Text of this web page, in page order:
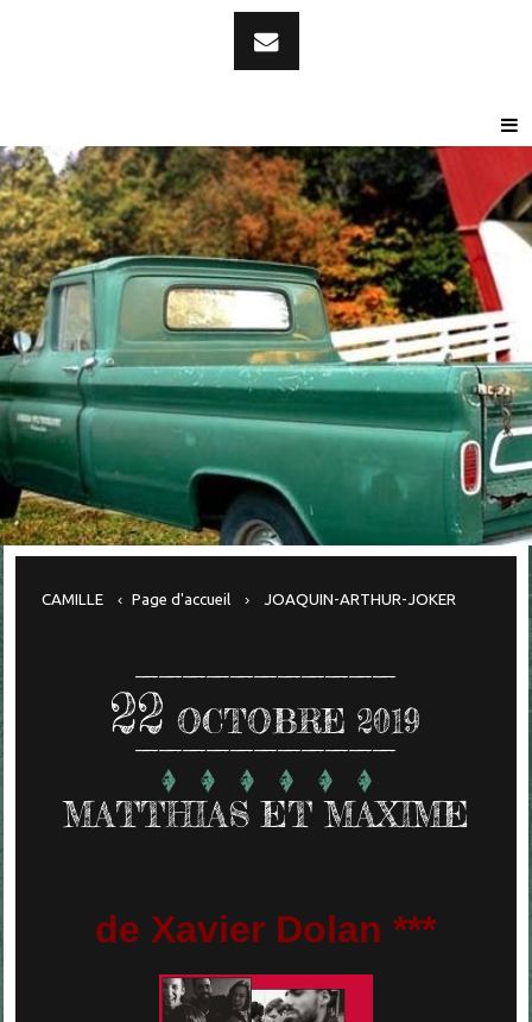
CAMILLE Page d'accueil JOAQUIN-ARTHUR-JOKER
22 OCTOBRE 2019
MATTHIAS ET MAXIME
de Xavier Dolan ***